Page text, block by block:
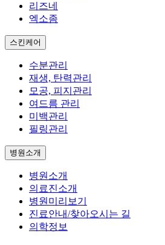
리즈네
엑소좀
스킨케어
수분관리
재생, 탄력관리
모공, 피지관리
여드름 관리
미백관리
필링관리
병원소개
병원소개
의료진소개
병원미리보기
진료안내/찾아오시는 길
의학정보